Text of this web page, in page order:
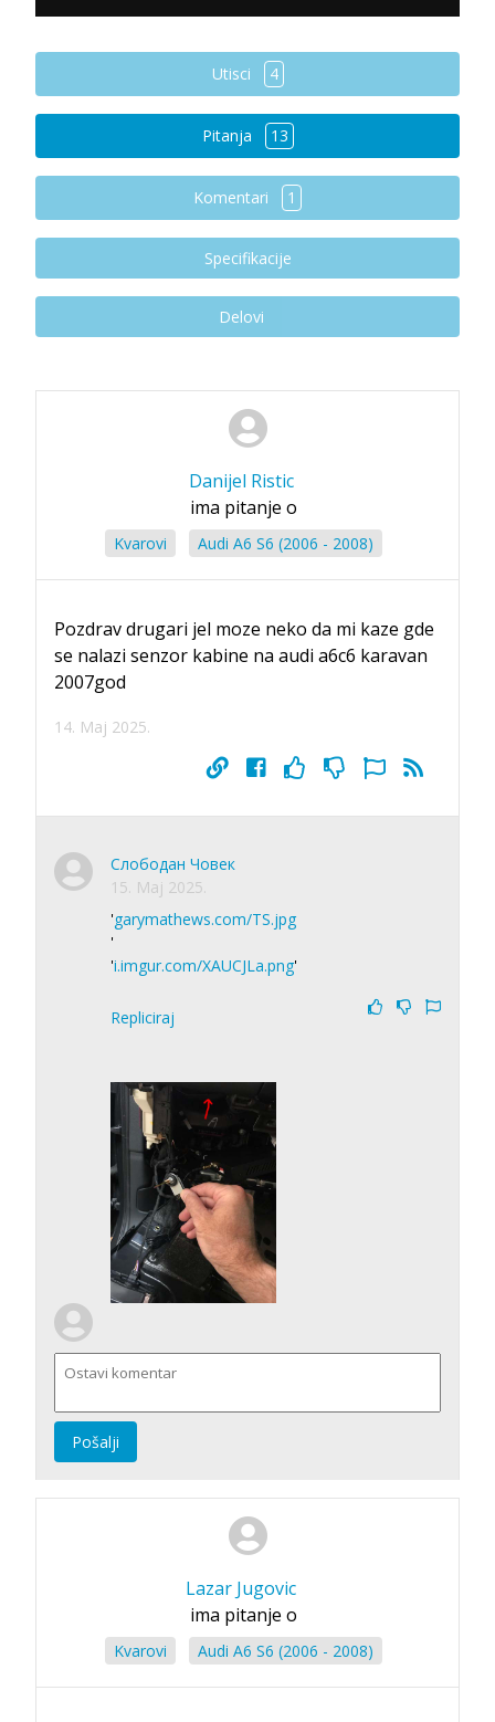
Utisci 4
Pitanja 13
Komentari 1
Specifikacije
Delovi
Danijel Ristic
ima pitanje o
Kvarovi Audi A6 S6 (2006 - 2008)
Pozdrav drugari jel moze neko da mi kaze gde
se nalazi senzor kabine na audi a6c6 karavan
2007god
14. Maj 2025.
Слободан Човек
15. Maj 2025.
'garymathews.com/TS.jpg
'
'i.imgur.com/XAUCJLa.png'
Repliciraj
Pošalji
Lazar Jugovic
ima pitanje o
Kvarovi Audi A6 S6 (2006 - 2008)